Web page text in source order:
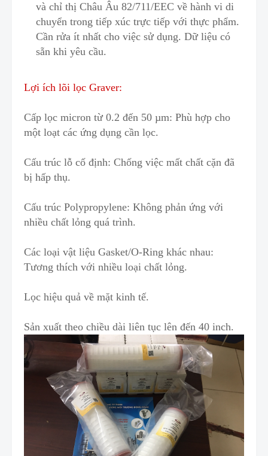
và chỉ thị Châu Âu 82/711/EEC về hành vi di
chuyển trong tiếp xúc trực tiếp với thực phẩm.
Cần rửa ít nhất cho việc sử dụng. Dữ liệu có
sẵn khi yêu cầu.
Lợi ích lõi lọc Graver:
Cấp lọc micron từ 0.2 đến 50 µm: Phù hợp cho
một loạt các ứng dụng cần lọc.
Cấu trúc lỗ cố định: Chống việc mất chất cặn đã
bị hấp thụ.
Cấu trúc Polypropylene: Không phản ứng với
nhiều chất lỏng quá trình.
Các loại vật liệu Gasket/O-Ring khác nhau:
Tương thích với nhiều loại chất lỏng.
Lọc hiệu quả về mặt kinh tế.
Sản xuất theo chiều dài liên tục lên đến 40 inch.